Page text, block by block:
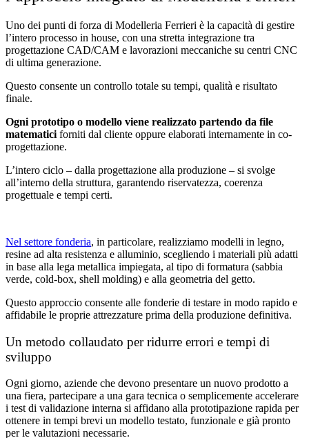
Uno dei punti di forza di Modelleria Ferrieri è la capacità di gestire
l’intero processo in house, con una stretta integrazione tra
progettazione CAD/CAM e lavorazioni meccaniche su centri CNC
di ultima generazione.
Questo consente un controllo totale su tempi, qualità e risultato
finale.
Ogni prototipo o modello viene realizzato partendo da file
matematici forniti dal cliente oppure elaborati internamente in co-
progettazione.
L’intero ciclo – dalla progettazione alla produzione – si svolge
all’interno della struttura, garantendo riservatezza, coerenza
progettuale e tempi certi.
Nel settore fonderia, in particolare, realizziamo modelli in legno,
resine ad alta resistenza e alluminio, scegliendo i materiali più adatti
in base alla lega metallica impiegata, al tipo di formatura (sabbia
verde, cold-box, shell molding) e alla geometria del getto.
Questo approccio consente alle fonderie di testare in modo rapido e
affidabile le proprie attrezzature prima della produzione definitiva.
Un metodo collaudato per ridurre errori e tempi di
sviluppo
Ogni giorno, aziende che devono presentare un nuovo prodotto a
una fiera, partecipare a una gara tecnica o semplicemente accelerare
i test di validazione interna si affidano alla prototipazione rapida per
ottenere in tempi brevi un modello testato, funzionale e già pronto
per le valutazioni necessarie.